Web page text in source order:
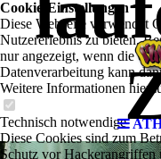
Cookie-Einstellungen
Diese Webseite verwendet
Nutzererlebnis zu bieten.
nur angezeigt, wenn die
Datenverarbeitung kann
Weitere Informationen
Technisch notwendige
Diese Cookies sind zum
Schutz vor